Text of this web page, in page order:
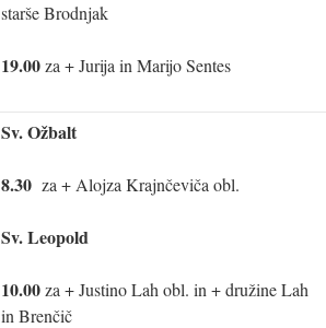
starše Brodnjak
19.00za + Jurija in Marijo Sentes
Sv. Ožbalt
8.30 za + Alojza Krajnčeviča obl.
Sv. Leopold
10.00za + Justino Lah obl. in + družine Lah
in Brenčič